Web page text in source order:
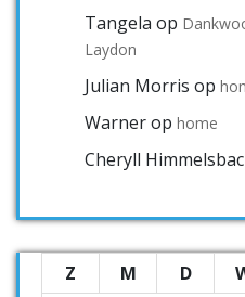
Tangela op
Laydon
Julian Morris op
Warnerop home
Cheryll
Z M D